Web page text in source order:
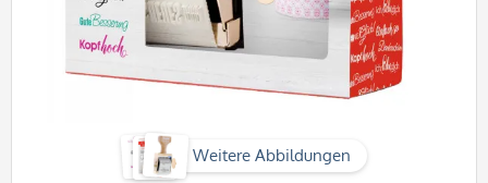
Weitere Abbildungen